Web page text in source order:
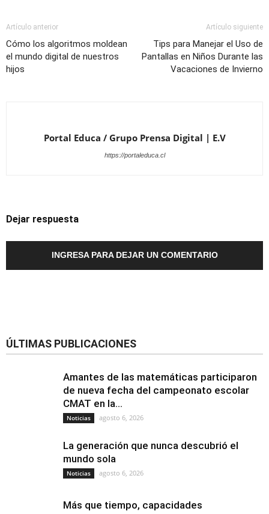
Artículo anterior
Cómo los algoritmos moldean
el mundo digital de nuestros
hijos
Artículo siguiente
Tips para Manejar el Uso de
Pantallas en Niños Durante las
Vacaciones de Invierno
Portal Educa / Grupo Prensa Digital | E.V
https://portaleduca.cl
Dejar respuesta
INGRESA PARA DEJAR UN COMENTARIO
ÚLTIMAS PUBLICACIONES
Amantes de las matemáticas participaron
de nueva fecha del campeonato escolar
CMAT en la...
Noticias agosto 6, 2026
La generación que nunca descubrió el
mundo sola
Noticias agosto 6, 2026
Más que tiempo, capacidades